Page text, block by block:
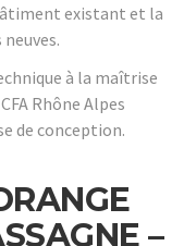
existant et la
à la maîtrise
Rhône Alpes
de conception.
–